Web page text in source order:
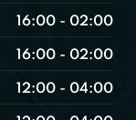
16:00 - 02:00
16:00 - 02:00
12:00 - 04:00